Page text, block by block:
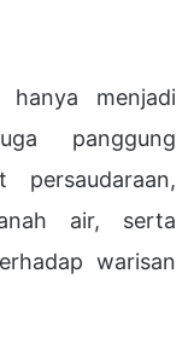
hanya menjadi
panggung
persaudaraan,
air, serta
warisan